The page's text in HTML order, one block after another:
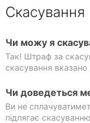
Скасування
Чи можу я
Так! Штраф за
скасування
Чи доведеться
Ви не
підлягає